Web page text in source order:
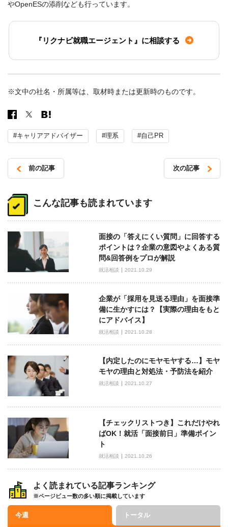
やOpenESの添削なども行っています。
『リクナビ就職エージェント』に相談する
※文中の社名・所属等は、取材時または更新時のものです。
#キャリアアドバイザー #理系 #自己PR
稿
ナ
ゲ
ー
シ
ョ
前の記事 次の記事
こんな記事も読まれています
面接の「答えにくい質問」に回答する
ポイントは？企業の意図やよくある質
問&回答例をプロが解説
就活相談 2021.10.29
企業が「採用を見送る理由」を面接準
備に生かすには？【実際の理由をもと
にアドバイス】
就活相談 2021.10.28
【内定したのにモヤモヤする…】モヤ
モヤの理由と対処法・予防法を紹介
就活相談 2021.10.27
【チェックリストつき】これだけやれ
ばOK！就活「面接前日」準備ポイン
ト
就活相談 2021.10.26
よく読まれている記事ランキング
※ページビュー数の多い順に掲載しています
今週 トータル